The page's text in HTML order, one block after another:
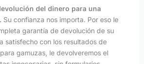
del dinero para una
Su confianza nos importa. Por eso le
garantía de devolución de su
satisfecho con los resultados de
gamuzas, le devolveremos el